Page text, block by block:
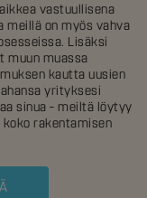
vastuullisena
meillä on myös vahva
Lisäksi
muun muassa
kautta uusien
yrityksesi
sinua – meiltä löytyy
rakentamisen